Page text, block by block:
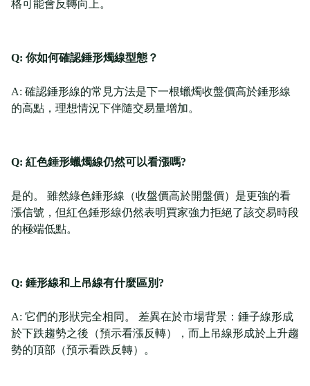
格可能會反轉向上。
Q: 你如何確認錘形燭線型態？
A: 確認錘形線的常見方法是下一根蠟燭收盤價高於錘形線
的高點，理想情況下伴隨交易量增加。
Q: 紅色錘形蠟燭線仍然可以看漲嗎?
是的。 雖然綠色錘形線（收盤價高於開盤價）是更強的看
漲信號，但紅色錘形線仍然表明買家強力拒絕了該交易時段
的極端低點。
Q: 錘形線和上吊線有什麼區別?
A: 它們的形狀完全相同。 差異在於市場背景：錘子線形成
於下跌趨勢之後（預示看漲反轉），而上吊線形成於上升趨
勢的頂部（預示看跌反轉）。